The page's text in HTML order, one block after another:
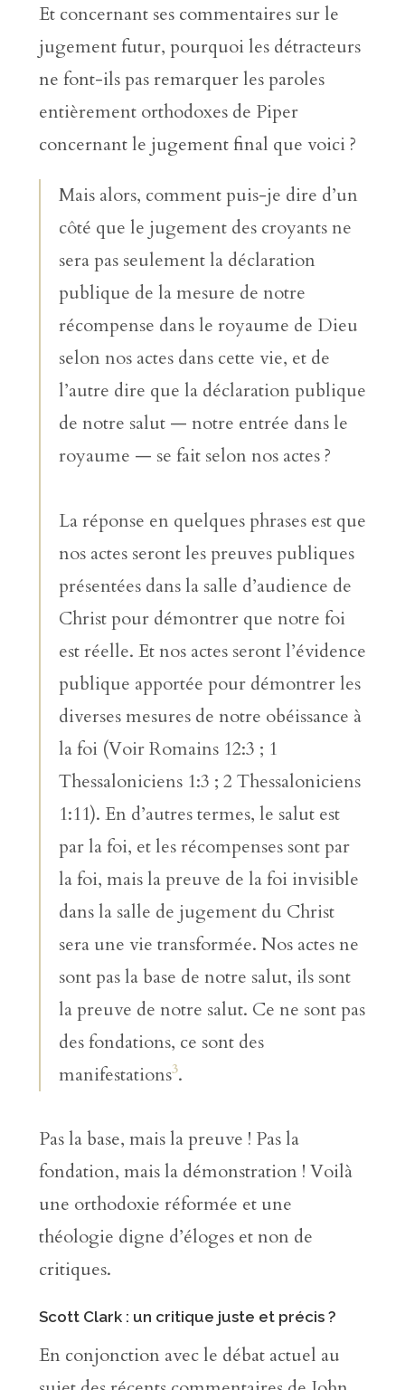
Et concernant ses commentaires sur le
jugement futur, pourquoi les détracteurs
ne font-ils pas remarquer les paroles
entièrement orthodoxes de Piper
concernant le jugement final que voici ?
Mais alors, comment puis-je dire d’un
côté que le jugement des croyants ne
sera pas seulement la déclaration
publique de la mesure de notre
récompense dans le royaume de Dieu
selon nos actes dans cette vie, et de
l’autre dire que la déclaration publique
de notre salut — notre entrée dans le
royaume — se fait selon nos actes ?
La réponse en quelques phrases est que
nos actes seront les preuves publiques
présentées dans la salle d’audience de
Christ pour démontrer que notre foi
est réelle. Et nos actes seront l’évidence
publique apportée pour démontrer les
diverses mesures de notre obéissance à
la foi (Voir Romains 12:3 ; 1
Thessaloniciens 1:3 ; 2 Thessaloniciens
1:11). En d’autres termes, le salut est
par la foi, et les récompenses sont par
la foi, mais la preuve de la foi invisible
dans la salle de jugement du Christ
sera une vie transformée. Nos actes ne
sont pas la base de notre salut, ils sont
la preuve de notre salut. Ce ne sont pas
des fondations, ce sont des
manifestations3.
Pas la base, mais la preuve ! Pas la
fondation, mais la démonstration ! Voilà
une orthodoxie réformée et une
théologie digne d’éloges et non de
critiques.
Scott Clark : un critique juste et précis ?
En conjonction avec le débat actuel au